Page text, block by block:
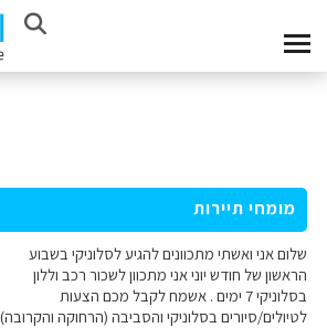
מומחי תיירות
שלום אני ואשתי מתכוונים להגיע לסלוניקי בשבוע
הראשון של חודש יוני אני מתכוון לשכור רכב וללון
בסלוניקי 7 ימים . אשמח לקבל מכם הצעות
לטיולים/סיורים בסלוניקי והסביבה (הרחוקה והקרובה)